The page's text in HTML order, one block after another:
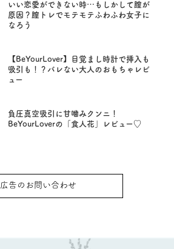
いい恋愛ができない時…もしかして膣が
原因？膣トレでモテモテふわふわ女子に
なろう
【BeYourLover】目覚まし時計で挿入も
吸引も！？バレない大人のおもちゃレビ
ュー
負圧真空吸引に甘噛みクンニ！
BeYourLoverの「食人花」レビュー♡
広告のお問い合わせ